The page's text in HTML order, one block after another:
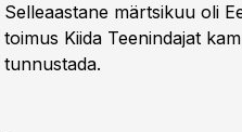
Selleaastane märtsikuu oli
toimus Kiida Teenindajat
tunnustada.